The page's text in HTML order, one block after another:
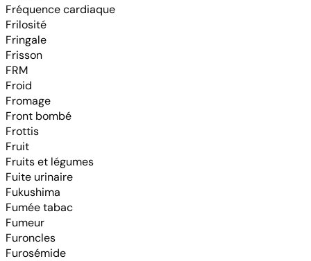
Fréquence cardiaque
Frilosité
Fringale
Frisson
FRM
Froid
Fromage
Front bombé
Frottis
Fruit
Fruits et légumes
Fuite urinaire
Fukushima
Fumée tabac
Fumeur
Furoncles
Furosémide